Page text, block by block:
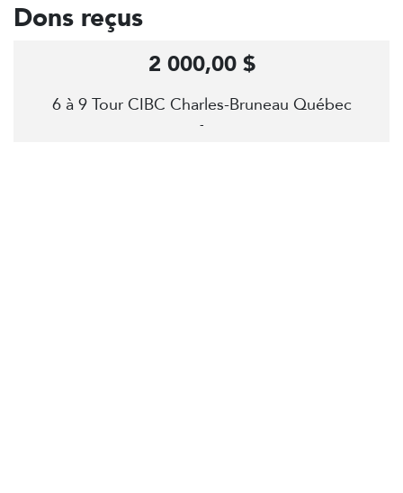
Dons reçus
6 à 9 Tour CIBC Charles-Bruneau Québec
-
2 000,00 $